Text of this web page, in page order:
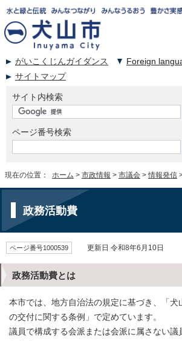
がいこくじんガイダンス
Foreign
サイトマップ
サイト内検索
ページ番号検索
現在の位置： ホーム > 市政情報 > 市議会 >情報発信
政務活動費
ページ番号1000539 更新日 令和8年6月10日
政務活動費とは
本市では、地方自治法の規定に基づき、「犬
の交付に関する条例」で定めています。
議員で構成する会派または会派に属さない議